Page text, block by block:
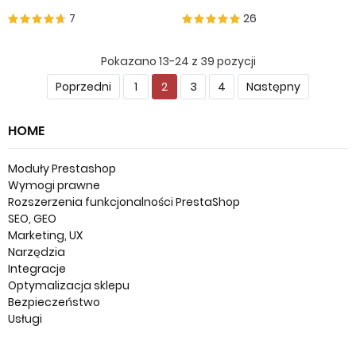
7
26
Pokazano 13-24 z 39 pozycji
Poprzedni
1 2 3 4 Następny
HOME
Moduły Prestashop
Wymogi prawne
Rozszerzenia funkcjonalności PrestaShop
SEO, GEO
Marketing, UX
Narzędzia
Integracje
Optymalizacja sklepu
Bezpieczeństwo
Usługi